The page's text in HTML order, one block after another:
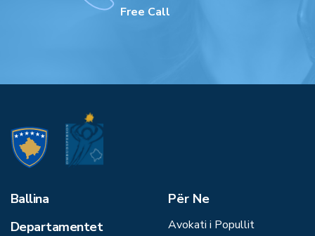
Free Call
Ballina
Departamentet
Për Ne
Avokati i Popullit